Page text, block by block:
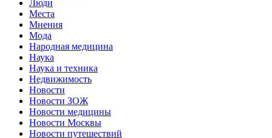
Люди
Места
Мнения
Мода
Народная медицина
Наука
Наука и техника
Недвижимость
Новости
Новости ЗОЖ
Новости медицины
Новости Москвы
Новости путешествий